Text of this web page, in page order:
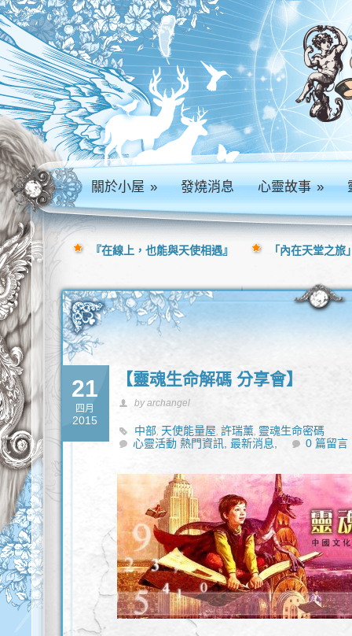
關於小屋» 發燒消息 心靈故事»
21
四月
2015
【靈魂生命解碼 分享會】
by archangel
中部,天使能量屋,許瑞薰, 靈魂生命密碼
心靈活動 熱門資訊,最新消息, 0 篇留言
『在線上，也能與天使相遇』 「內在天堂之